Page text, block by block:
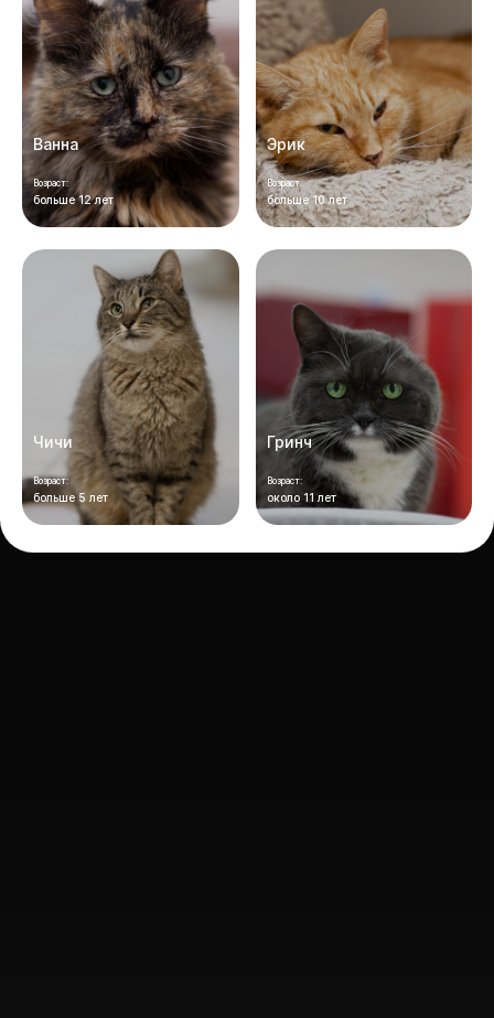
Ванна
Возраст:
больше 12 лет
Эрик
Возраст:
больше 10 лет
Чичи
Возраст:
больше 5 лет
Гринч
Возраст:
около 11 лет